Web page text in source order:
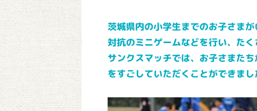
茨城県内の小学生までのお子さま
対抗のミニゲームなどを行い、た
サンクスマッチでは、お子さまた
をすごしていただくことができまし